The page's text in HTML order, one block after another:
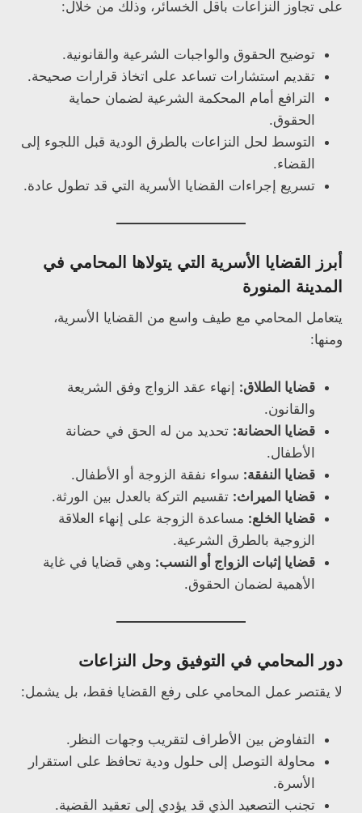
على تجاوز النزاعات بأقل الخسائر، وذلك من خلال:
توضيح الحقوق والواجبات الشرعية والقانونية.
تقديم استشارات تساعد على اتخاذ قرارات صحيحة.
الترافع أمام المحكمة الشرعية لضمان حماية
الحقوق.
التوسط لحل النزاعات بالطرق الودية قبل اللجوء إلى
القضاء.
تسريع إجراءات القضايا الأسرية التي قد تطول عادة.
أبرز القضايا الأسرية التي يتولاها المحامي في
المدينة المنورة
يتعامل المحامي مع طيف واسع من القضايا الأسرية،
ومنها:
قضايا الطلاق: إنهاء عقد الزواج وفق الشريعة
والقانون.
قضايا الحضانة: تحديد من له الحق في حضانة
الأطفال.
قضايا النفقة: سواء نفقة الزوجة أو الأطفال.
قضايا الميراث: تقسيم التركة بالعدل بين الورثة.
قضايا الخلع: مساعدة الزوجة على إنهاء العلاقة
الزوجية بالطرق الشرعية.
قضايا إثبات الزواج أو النسب: وهي قضايا في غاية
الأهمية لضمان الحقوق.
دور المحامي في التوفيق وحل النزاعات
لا يقتصر عمل المحامي على رفع القضايا فقط، بل يشمل:
التفاوض بين الأطراف لتقريب وجهات النظر.
محاولة التوصل إلى حلول ودية تحافظ على استقرار
الأسرة.
تجنب التصعيد الذي قد يؤدي إلى تعقيد القضية.